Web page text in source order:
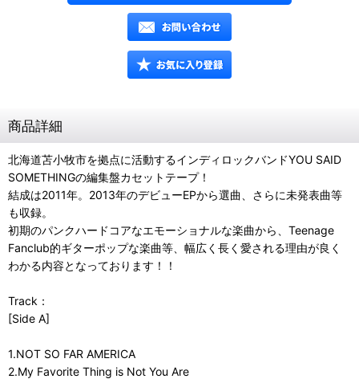
商品詳細
北海道苫小牧市を拠点に活動するインディロックバンドYOU SAID
SOMETHINGの編集盤カセットテープ！
結成は2011年。2013年のデビューEPから選曲、さらに未発表曲等
も収録。
初期のパンクハードコアなエモーショナルな楽曲から、Teenage
Fanclub的ギターポップな楽曲等、幅広く長く愛される理由が良く
わかる内容となっております！！
Track：
[Side A]
1.NOT SO FAR AMERICA
2.My Favorite Thing is Not You Are